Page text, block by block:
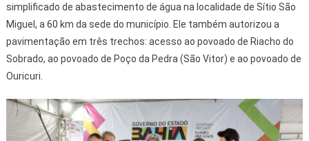
simplificado de abastecimento de água na localidade de Sítio São
Miguel, a 60 km da sede do município. Ele também autorizou a
pavimentação em três trechos: acesso ao povoado de Riacho do
Sobrado, ao povoado de Poço da Pedra (São Vitor) e ao povoado de
Ouricuri.